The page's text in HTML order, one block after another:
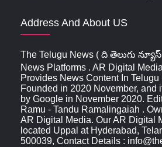
Address And About US
The Telugu News ( ది తెలుగు న్యూస్‌
News Platforms . AR Digital
Provides News Content In Telugu
Founded in 2020 November, and
by Google in November 2020.
Ramu - Tandu Ramalingaiah .
AR Digital Media. Our AR Digital
located Uppal at Hyderabad,
500039, Contact Details :